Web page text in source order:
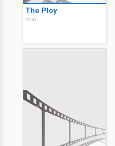
The Ploy
2016